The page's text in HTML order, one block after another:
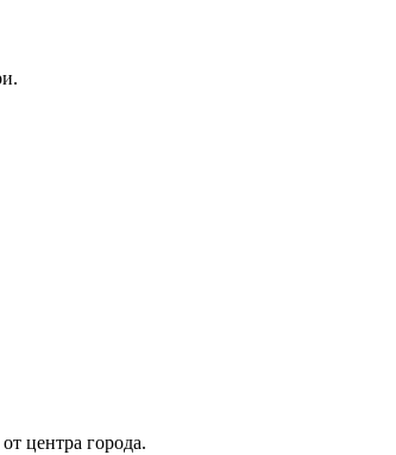
центра города.